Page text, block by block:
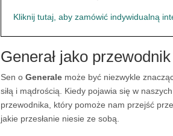
Kliknij tutaj, aby zamówić indywidualną
Generał jako
Sen o Generalemoże być niezwykle
siłą i mądrością. Kiedy pojawia się w
przewodnika, który pomoże nam przejść
jakie przesłanie niesie ze sobą.